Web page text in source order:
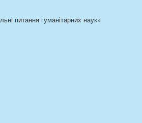
питання гуманітарних наук»